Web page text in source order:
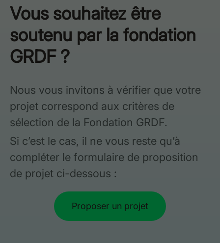
Vous souhaitez être
soutenu par la fondation
GRDF ?
Nous vous invitons à vérifier que votre
projet correspond aux critères de
sélection de la Fondation GRDF.
Si c’est le cas, il ne vous reste qu’à
compléter le formulaire de proposition
de projet ci-dessous :
Proposer un projet